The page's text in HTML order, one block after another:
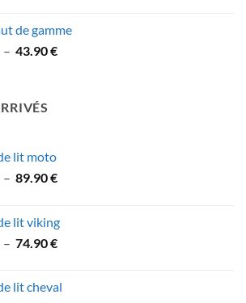
39.90 €
à
de gamme
– 43.90€Plage
lit moto
– 89.90€Plage
53.60 €
à
lit viking
– 74.90€Plage
49.90 €
lit cheval